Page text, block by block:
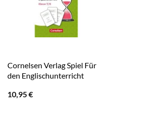
Cornelsen Verlag Spiel Für
den Englischunterricht
10,95€